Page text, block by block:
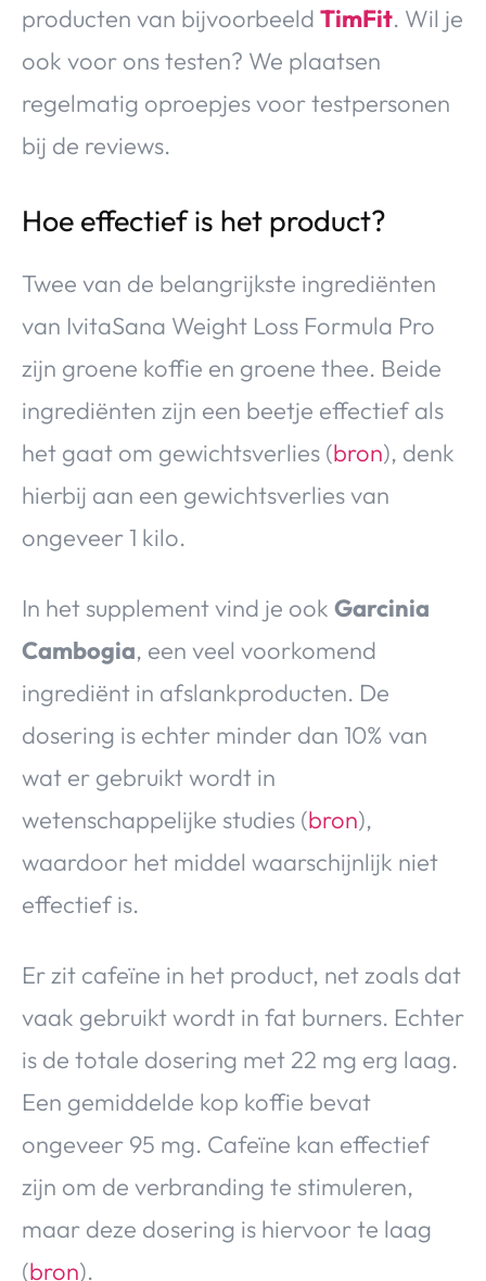
producten van bijvoorbeeld TimFit. Wil je
ook voor ons testen? We plaatsen
regelmatig oproepjes voor testpersonen
bij de reviews.
Hoe effectief is het product?
Twee van de belangrijkste ingrediënten
van IvitaSana Weight Loss Formula Pro
zijn groene koffie en groene thee. Beide
ingrediënten zijn een beetje effectief als
het gaat om gewichtsverlies (bron), denk
hierbij aan een gewichtsverlies van
ongeveer 1 kilo.
In het supplement vind je ook Garcinia
Cambogia, een veel voorkomend
ingrediënt in afslankproducten. De
dosering is echter minder dan 10% van
wat er gebruikt wordt in
wetenschappelijke studies (bron),
waardoor het middel waarschijnlijk niet
effectief is.
Er zit cafeïne in het product, net zoals dat
vaak gebruikt wordt in fat burners. Echter
is de totale dosering met 22 mg erg laag.
Een gemiddelde kop koffie bevat
ongeveer 95 mg. Cafeïne kan effectief
zijn om de verbranding te stimuleren,
maar deze dosering is hiervoor te laag
(bron).